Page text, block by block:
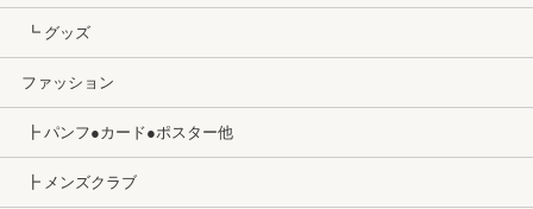
┗ グッズ
ファッション
┣ パンフ●カード●ポスター他
┣ メンズクラブ